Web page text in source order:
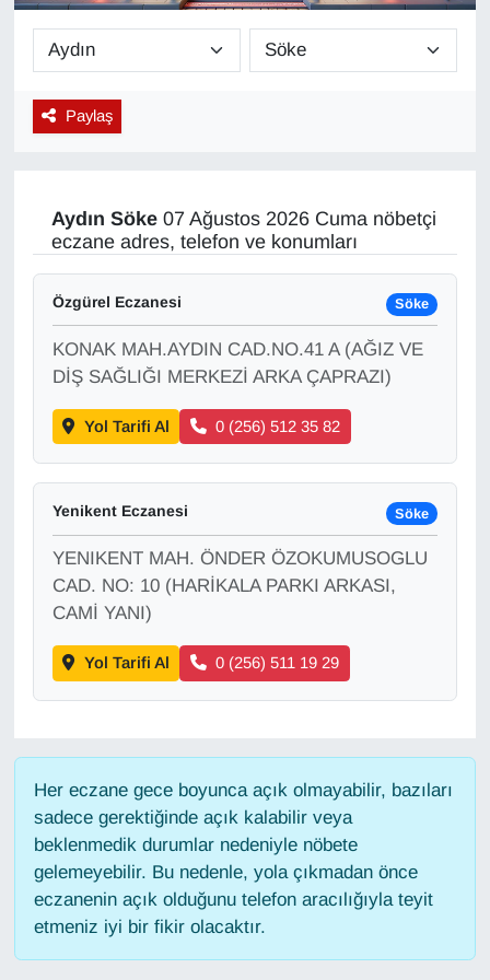
Paylaş
Aydın Söke07 Ağustos 2026 Cuma nöbetçi
eczane adres, telefon ve konumları
Özgürel Eczanesi Söke
KONAK MAH.AYDIN CAD.NO.41 A (AĞIZ VE
DİŞ SAĞLIĞI MERKEZİ ARKA ÇAPRAZI)
Yol Tarifi Al 0 (256) 512 35 82
Yenikent Eczanesi Söke
YENIKENT MAH. ÖNDER ÖZOKUMUSOGLU
CAD. NO: 10 (HARİKALA PARKI ARKASI,
CAMİ YANI)
Yol Tarifi Al 0 (256) 511 19 29
Her eczane gece boyunca açık olmayabilir, bazıları
sadece gerektiğinde açık kalabilir veya
beklenmedik durumlar nedeniyle nöbete
gelemeyebilir. Bu nedenle, yola çıkmadan önce
eczanenin açık olduğunu telefon aracılığıyla teyit
etmeniz iyi bir fikir olacaktır.
Diğer
DÜNYA
EKONOMİ
Eleman
Emlak
En çok konuşulanlar
GENEL
Güncel
Gündem
Haber
HABERDE İNSAN
İngilizce
Kadın
Kamu Alımları
Kim Kimdir?
Kültür & Sanat